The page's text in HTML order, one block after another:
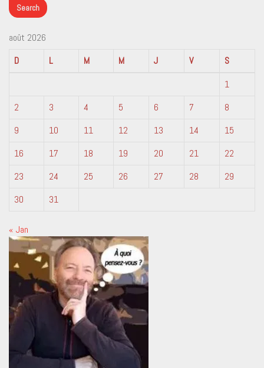
août 2026
D
L M M J V
S
1
2
3 4 5 6 7
8
9
10 11 12 13 14
15
16
17 18 19 20 21
22
23
24 25 26 27 28
29
30
31
« Jan